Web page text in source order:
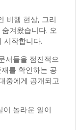
비행 현상, 그리
겨왔습니다. 오
시작합니다.
서들을 점진적으
를 확인하는 공
중에게 공개되고
이 놀라운 일이